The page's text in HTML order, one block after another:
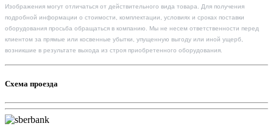
Изображения могут отличаться от действительного вида товара. Для получения
подробной информации о стоимости, комплектации, условиях и сроках поставки
оборудования просьба обращаться в компанию. Мы не несем ответственности перед
клиентом за прямые или косвенные убытки, упущенную выгоду или иной ущерб,
возникшие в результате выхода из строя приобретенного оборудования.
Схема проезда